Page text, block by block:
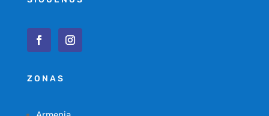
ZONAS